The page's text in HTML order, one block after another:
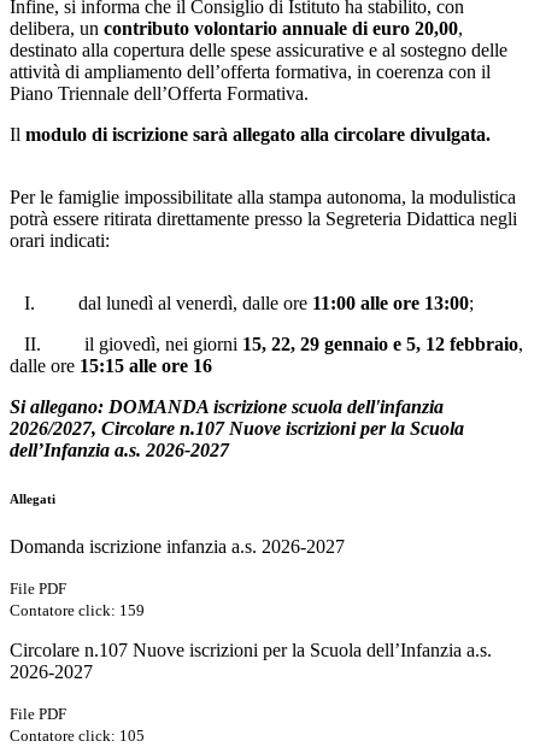
Infine, si informa che il Consiglio di Istituto ha stabilito, con
delibera, un contributo volontario annuale di euro 20,00,
destinato alla copertura delle spese assicurative e al sostegno delle
attività di ampliamento dell’offerta formativa, in coerenza con il
Piano Triennale dell’Offerta Formativa.
Il modulo di iscrizione sarà allegato alla circolare divulgata.
Per le famiglie impossibilitate alla stampa autonoma, la modulistica
potrà essere ritirata direttamente presso la Segreteria Didattica negli
orari indicati:
I. dal lunedì al venerdì, dalle ore 11:00 alle ore 13:00;
II. il giovedì, nei giorni 15, 22, 29 gennaio e 5, 12 febbraio,
dalle ore 15:15 alle ore 16
Si allegano: DOMANDA iscrizione scuola dell'infanzia
2026/2027, Circolare n.107 Nuove iscrizioni per la Scuola
dell’Infanzia a.s. 2026-2027
Allegati
Domanda iscrizione infanzia a.s. 2026-2027
File PDF
Contatore click: 159
Circolare n.107 Nuove iscrizioni per la Scuola dell’Infanzia a.s.
2026-2027
File PDF
Contatore click: 105